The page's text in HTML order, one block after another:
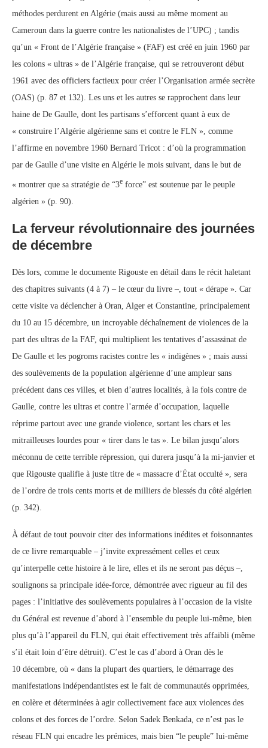
méthodes perdurent en Algérie (mais aussi au même moment au
Cameroun dans la guerre contre les nationalistes de l’UPC) ; tandis
qu’un « Front de l’Algérie française » (FAF) est créé en juin 1960 par
les colons « ultras » de l’Algérie française, qui se retrouveront début
1961 avec des officiers factieux pour créer l’Organisation armée secrète
(OAS) (p. 87 et 132). Les uns et les autres se rapprochent dans leur
haine de De Gaulle, dont les partisans s’efforcent quant à eux de
« construire l’Algérie algérienne sans et contre le FLN », comme
l’affirme en novembre 1960 Bernard Tricot : d’où la programmation
par de Gaulle d’une visite en Algérie le mois suivant, dans le but de
« montrer que sa stratégie de “3e force” est soutenue par le peuple
algérien » (p. 90).
La ferveur révolutionnaire des journées
de décembre
Dès lors, comme le documente Rigouste en détail dans le récit haletant
des chapitres suivants (4 à 7) – le cœur du livre –, tout « dérape ». Car
cette visite va déclencher à Oran, Alger et Constantine, principalement
du 10 au 15 décembre, un incroyable déchaînement de violences de la
part des ultras de la FAF, qui multiplient les tentatives d’assassinat de
De Gaulle et les pogroms racistes contre les « indigènes » ; mais aussi
des soulèvements de la population algérienne d’une ampleur sans
précédent dans ces villes, et bien d’autres localités, à la fois contre de
Gaulle, contre les ultras et contre l’armée d’occupation, laquelle
réprime partout avec une grande violence, sortant les chars et les
mitrailleuses lourdes pour « tirer dans le tas ». Le bilan jusqu’alors
méconnu de cette terrible répression, qui durera jusqu’à la mi-janvier et
que Rigouste qualifie à juste titre de « massacre d’État occulté », sera
de l’ordre de trois cents morts et de milliers de blessés du côté algérien
(p. 342).
À défaut de tout pouvoir citer des informations inédites et foisonnantes
de ce livre remarquable – j’invite expressément celles et ceux
qu’interpelle cette histoire à le lire, elles et ils ne seront pas déçus –,
soulignons sa principale idée-force, démontrée avec rigueur au fil des
pages : l’initiative des soulèvements populaires à l’occasion de la visite
du Général est revenue d’abord à l’ensemble du peuple lui-même, bien
plus qu’à l’appareil du FLN, qui était effectivement très affaibli (même
s’il était loin d’être détruit). C’est le cas d’abord à Oran dès le
10 décembre, où « dans la plupart des quartiers, le démarrage des
manifestations indépendantistes est le fait de communautés opprimées,
en colère et déterminées à agir collectivement face aux violences des
colons et des forces de l’ordre. Selon Sadek Benkada, ce n’est pas le
réseau FLN qui encadre les prémices, mais bien “le peuple” lui-même